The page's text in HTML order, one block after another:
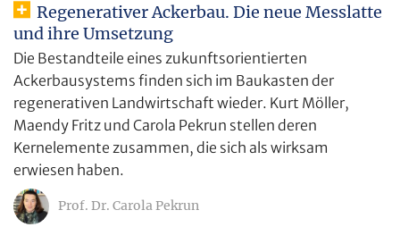
Regenerativer Ackerbau. Die neue Messlatte
und ihre Umsetzung
Die Bestandteile eines zukunftsorientierten
Ackerbausystems finden sich im Baukasten der
regenerativen Landwirtschaft wieder. Kurt Möller,
Maendy Fritz und Carola Pekrun stellen deren
Kernelemente zusammen, die sich als wirksam
erwiesen haben.
Prof. Dr. Carola Pekrun